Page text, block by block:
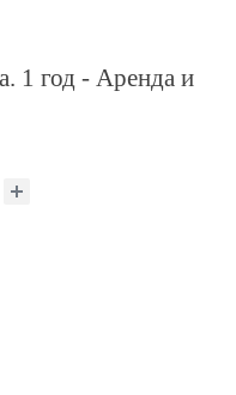
1 год - Аренда и